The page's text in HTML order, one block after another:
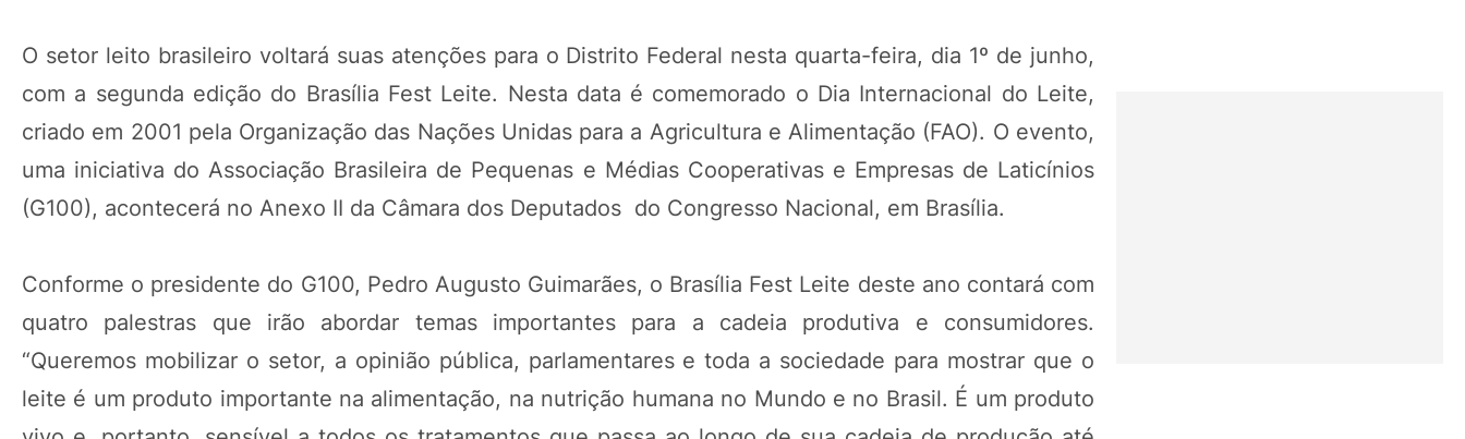
O setor leito brasileiro voltará suas atenções para o Distrito Federal nesta quarta-feira, dia 1º de junho,
com a segunda edição do Brasília Fest Leite. Nesta data é comemorado o Dia Internacional do Leite,
criado em 2001 pela Organização das Nações Unidas para a Agricultura e Alimentação (FAO). O evento,
uma iniciativa do Associação Brasileira de Pequenas e Médias Cooperativas e Empresas de Laticínios
(G100), acontecerá no Anexo II da Câmara dos Deputados do Congresso Nacional, em Brasília.
Conforme o presidente do G100, Pedro Augusto Guimarães, o Brasília Fest Leite deste ano contará com
quatro palestras que irão abordar temas importantes para a cadeia produtiva e consumidores.
“Queremos mobilizar o setor, a opinião pública, parlamentares e toda a sociedade para mostrar que o
leite é um produto importante na alimentação, na nutrição humana no Mundo e no Brasil. É um produto